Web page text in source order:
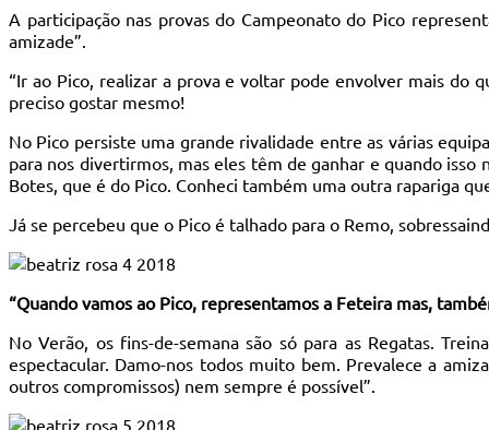
A participação nas provas do Campeonato do Pico
amizade”.
“Ir ao Pico, realizar a prova e voltar pode envolver mais do
preciso gostar mesmo!
No Pico persiste uma grande rivalidade entre as várias
para nos divertirmos, mas eles têm de ganhar e quando
Botes, que é do Pico. Conheci também uma outra rapariga
Já se percebeu que o Pico é talhado para o Remo,
“Quando vamos ao Pico, representamos a Feteira mas,
No Verão, os fins-de-semana são só para as Regatas.
espectacular. Damo-nos todos muito bem. Prevalece a
outros compromissos) nem sempre é possível”.